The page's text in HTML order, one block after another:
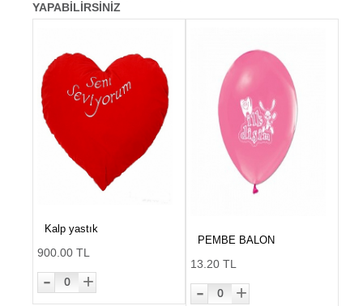
YAPABİLİRSİNİZ
Kalp yastık
900.00 TL
- 0 +
PEMBE BALON
13.20 TL
- 0 +